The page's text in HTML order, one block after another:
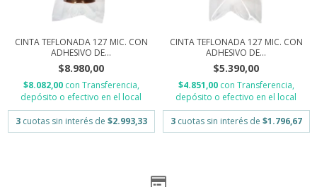
CINTA TEFLONADA 127 MIC. CON
ADHESIVO DE...
$8.980,00
$8.082,00 con Transferencia,
depósito o efectivo en el local
3 cuotas sin interés de $2.993,33
CINTA TEFLONADA 127 MIC. CON
ADHESIVO DE...
$5.390,00
$4.851,00 con Transferencia,
depósito o efectivo en el local
3 cuotas sin interés de $1.796,67